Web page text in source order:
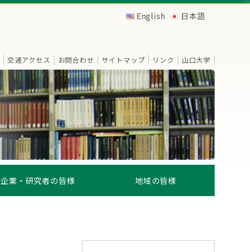
English 日本語
交通アクセス お問合わせ サイトマップ リンク 山口大学
企業・研究者の皆様 地域の皆様